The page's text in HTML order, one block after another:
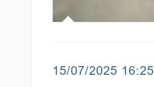
15/07/2025 16:25